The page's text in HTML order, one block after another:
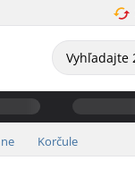
Korčule